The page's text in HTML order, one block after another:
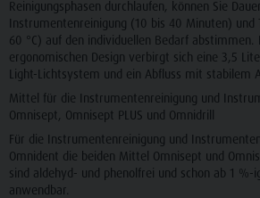
Reinigungsphasen durchlaufen, können Sie
Instrumentenreinigung (10 bis 40 Minuten) und
60 °C) auf den individuellen Bedarf abstimmen.
ergonomischen Design verbirgt sich eine 3,5
Light-Lichtsystem und ein Abfluss mit stabilem
Mittel für die Instrumentenreinigung und
Omnisept, Omnisept PLUS und Omnidrill
Für die Instrumentenreinigung und
Omnident die beiden Mittel Omnisept und
sind aldehyd- und phenolfrei und schon ab 1 %-
anwendbar.